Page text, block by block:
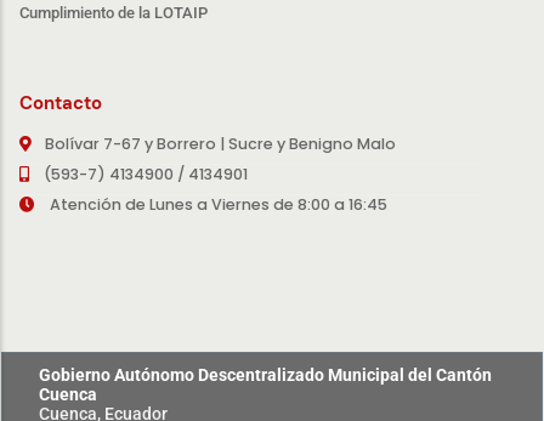
Cumplimiento de la LOTAIP
Contacto
Bolívar 7-67 y Borrero | Sucre y Benigno Malo
(593-7) 4134900 / 4134901
Atención de Lunes a Viernes de 8:00 a 16:45
Gobierno Autónomo Descentralizado Municipal del Cantón
Cuenca
Cuenca, Ecuador